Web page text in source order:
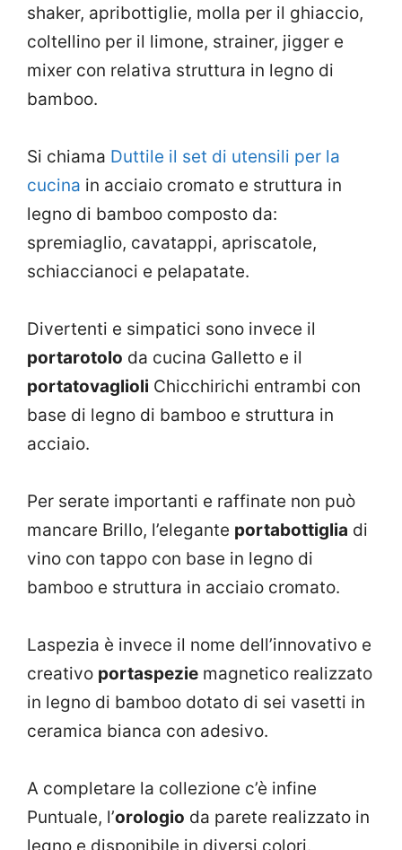
shaker, apribottiglie, molla per il ghiaccio,
coltellino per il limone, strainer, jigger e
mixer con relativa struttura in legno di
bamboo.
Si chiama Duttile il set di utensili per la
cucina in acciaio cromato e struttura in
legno di bamboo composto da:
spremiaglio, cavatappi, apriscatole,
schiaccianoci e pelapatate.
Divertenti e simpatici sono invece il
portarotolo da cucina Galletto e il
portatovaglioli Chicchirichi entrambi con
base di legno di bamboo e struttura in
acciaio.
Per serate importanti e raffinate non può
mancare Brillo, l’elegante portabottiglia di
vino con tappo con base in legno di
bamboo e struttura in acciaio cromato.
Laspezia è invece il nome dell’innovativo e
creativo portaspezie magnetico realizzato
in legno di bamboo dotato di sei vasetti in
ceramica bianca con adesivo.
A completare la collezione c’è infine
Puntuale, l’orologio da parete realizzato in